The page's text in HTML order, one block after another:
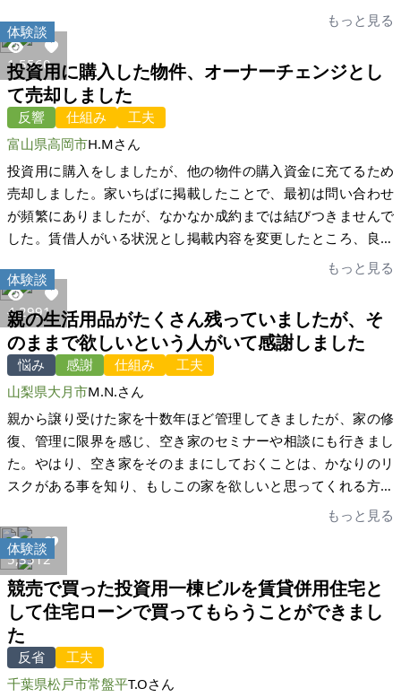
ドバイスや手厚いサポートをいただいたことで、こちらも安心
して進めることができました。サポートについては、友人から
聞いていた以上に親切で、本当に感謝しています。担当してい
ただいた家いちばの宅建士さんには、遠方よりお越しいただ
き、その場で、またメールで的確なアドバイスをくださいまし
た。今回心のこもったサポートを頂き、私たち家族も、安心し
て話を進めていくことができました。担当の宅建士さんがいな
ければ、家いちばさんがなければ、今もまだ売れ残っていたと
思います。本当に心から感謝いたします。どうもありがとうご
ざいました。
した。現地の不動産屋さんに買い手を探して頂いていました
が、なかなか良い話もなく、夫婦でどうしたものかと思案して
いたところ、昨年夫が急逝したために全てが私の肩にかかって
きたのです。ご先祖さまが残してくれた代々の家や土地をこの
まま埋もれさせるわけには行かない。何とかどなたかに活用し
て頂けたらという思いでいたある日、テレビで家いちばさんの
ことを紹介していた放送を観て、これだ!私の悩みを解決してく
れる!って釘付けになりました。それからはパソコンに向かう
日々でした。 家いちばさんのご指導を受けて、物件の掲載写真
や文章の書き方を工夫して、一人でも多くの買い手の方の目に
とまるように努力を重ね、ついに内覧会の日を迎えることが出
来ました。テレビを観てから半年が経っていました。20組を超
える方々に内覧会においで頂き、お一人おひとりとじっくり話
をさせて頂き、プランやお考えを伺うことが出来ました。入札
形式にして10組以上の方々の入札を受けました。そして私がこ
の人ならばと選ばせて頂いた方は、一刻も早く地域に溶け込ん
で、地元の皆さんに教わりながら農業にチャレンジして、ゆく
ゆくは農業体験民宿をやりたいという積極的な考えの持ち主で
した。沢山の中からお一人を選ぶのはとても難しいと思ってい
ましたが、この人と決めてからは迷いはありませんでした。売
買価格重視ではなく、人を見てお考えを聞いて決めました。売
買契約まで話が進んでからも色々な事情から足踏み状態が続く
こともあり、何度か不安な思いをすることがありましたが、家
いちばさんの励ましを頂きあせらず、じっくりと気長にお話を
進めついに売買成立となりました。登記完了の日を迎え感無量
です。 テレビで家いちばさんに出会ってから11か月が経ってい
ました。この出会いに感謝しかありません。家いちば様の皆様
には本当にお世話になり心より感謝申し上げます。このお話が
上手く行ったのは、適格なアドバイスで支えて頂いたからに相
違ありません。半ば諦めていたことが成功してご先祖様に喜ん
で頂けると思います。有難うございました。
もっと見る
1,5560
体験談
投資用に購入した物件、オーナーチェンジとし
て売却しました
反響 仕組み
工夫
富山県高岡市H.Mさん
投資用に購入をしましたが、他の物件の購入資金に充てるため
売却しました。家いちばに掲載したことで、最初は問い合わせ
が頻繁にありましたが、なかなか成約までは結びつきませんで
した。賃借人がいる状況とし掲載内容を変更したところ、良い
けのやり取りなので、購入の意思がどの程度なのか、買主側で
例として数値化するなど目安になるものを表示できる機能があ
れば、売主側としても相手の本気度が分かり、買主側としても
ちょっと興味があって問い合わることへのハードルが下がるの
ではと思います。 家いちばについては、このプラットフォーム
であったり実際に宅建士の方とのやり取りがとても良く、不安
なく取引を進めることができました。
もっと見る
4,2991
体験談
親の生活用品がたくさん残っていましたが、そ
のままで欲しいという人がいて感謝しました
悩み 感謝 仕組み
工夫
山梨県大月市M.N.さん
親から譲り受けた家を十数年ほど管理してきましたが、家の修
復、管理に限界を感じ、空き家のセミナーや相談にも行きまし
た。やはり、空き家をそのままにしておくことは、かなりのリ
スクがある事を知り、もしこの家を欲しいと思ってくれる方が
いるなら、家をお譲りしようと思い、家いちば様にお願いする
ことにしました。家や敷地は、父や母の残した生活用品が多数
残されており、全てを綺麗に片付ける事は難しい状況でした。
それでも、片付けながら、ゆっくり欲しい方に見て頂ければ幸
いと思っていました。登記簿の住所変更の際、家の一部が未登
記であることを知りました。 内覧をしていただき、そのままで
も欲しいと言っていただける方が居ることを知り、とても有難
いお話でした。家を片付けながらでしたが、幸いにして、たく
さんの方々に家を見て頂けました。家を見て頂くことが重要で
もっと見る
5,3512
体験談
競売で買った投資用一棟ビルを賃貸併用住宅と
して住宅ローンで買ってもらうことができまし
た
反省
工夫
千葉県松戸市常盤平T.Oさん